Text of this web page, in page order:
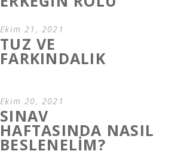
Ekim 21, 2021
TUZ VE
FARKINDALIK
Ekim 20, 2021
SINAV
HAFTASINDA NASIL
BESLENELİM?